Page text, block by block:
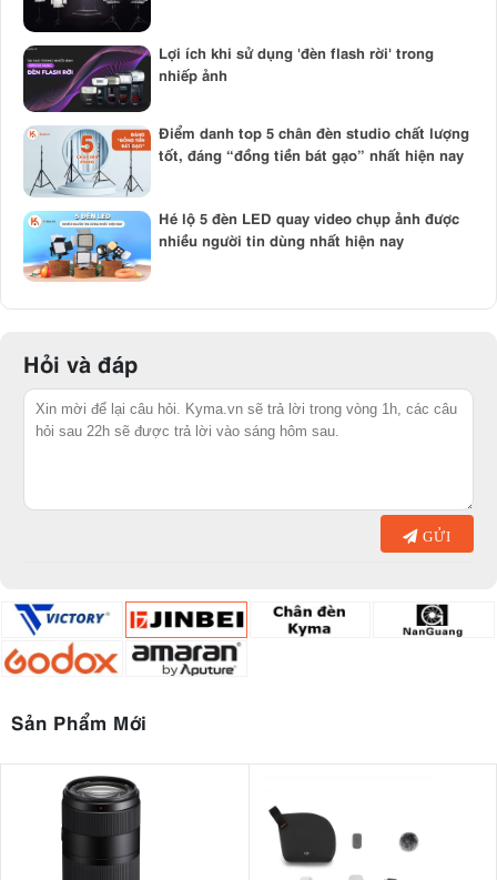
Lợi ích khi sử dụng 'đèn flash rời' trong
nhiếp ảnh
Điểm danh top 5 chân đèn studio chất lượng
tốt, đáng “đồng tiền bát gạo” nhất hiện nay
Hé lộ 5 đèn LED quay video chụp ảnh được
nhiều người tin dùng nhất hiện nay
Hỏi và đáp
GỬI
Sản Phẩm Mới